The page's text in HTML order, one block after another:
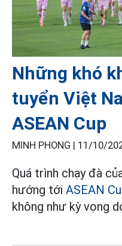
Những khó
tuyển Việt
ASEAN Cup
MINH PHONG | 11/10/
Quá trình chạy đà
hướng tới ASEAN
không như kỳ vọng